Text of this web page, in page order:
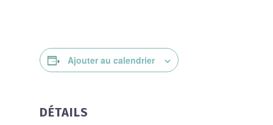
Ajouter au calendrier
DÉTAILS